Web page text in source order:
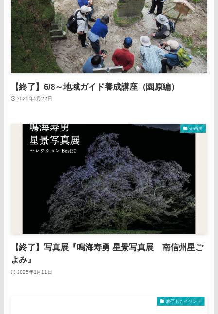
【終了】6/8～地域ガイド養成講座（園原編）
2025年5月22日
企画展
【終了】写真展『鳴海寿勇 星景写真展 南信州星ご
よみ』
2025年1月11日
終了したイベント